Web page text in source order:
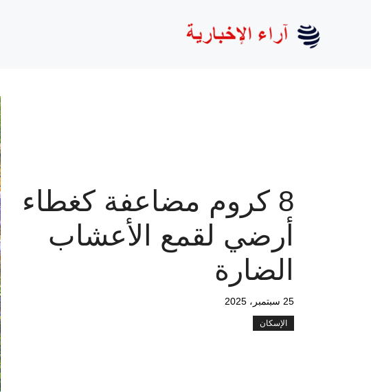
8 كروم مضاعفة كغطاء
أرضي لقمع الأعشاب
الضارة
25 سبتمبر، 2025
الإسكان